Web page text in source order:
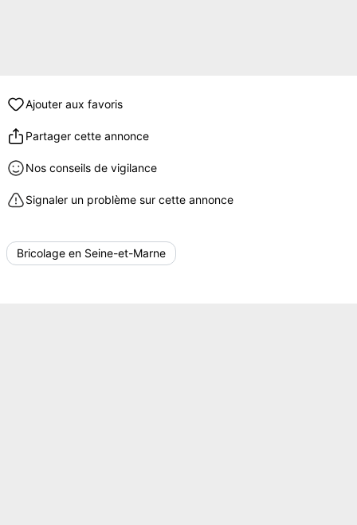
Ajouter aux favoris
Partager cette annonce
Nos conseils de vigilance
Signaler un problème sur cette annonce
Bricolage en Seine-et-Marne